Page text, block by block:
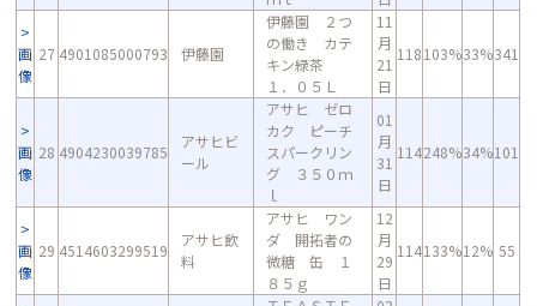
画
像
27 4901085000793 伊藤園
伊藤園 ２つ
の働き カテ
キン緑茶
１．０５Ｌ
11
月
21
日
118103%33%341
画
像
28 4904230039785
アサヒビ
ール
アサヒ ゼロ
カク ピーチ
スパークリン
グ ３５０ｍ
ｌ
01
月
31
日
114248%34%101
画
像
29 4514603299519
アサヒ飲
料
アサヒ ワン
ダ 開拓者の
微糖 缶 １
８５ｇ
12
月
29
日
114133%12% 55